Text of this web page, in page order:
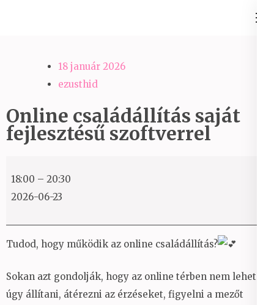
18 január 2026
ezusthid
Online családállítás saját
fejlesztésű szoftverrel
családállítás
saját
18:00 – 20:30
2026-06-23
Tudod, hogy működik az online családállítás?
Sokan azt gondolják, hogy az online térben nem lehet
úgy állítani, átérezni az érzéseket, figyelni a mezőt